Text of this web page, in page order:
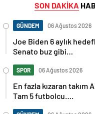
SON DAKİKA
GÜNDEM 06 Ağustos 2026
Joe Biden 6 aylık
Senato buz gibi…
SPOR 06 Ağustos 2026
En fazla kızaran takım
Tam 5 futbolcu….